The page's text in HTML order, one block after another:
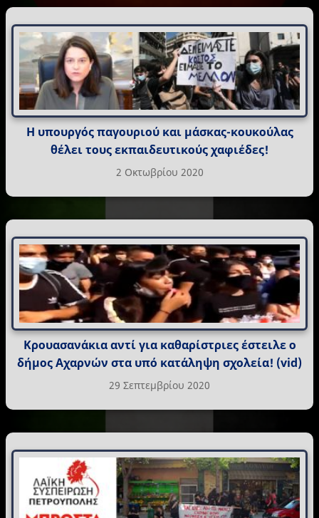
Η υπουργός παγουριού και μάσκας-κουκούλας
θέλει τους εκπαιδευτικούς χαφιέδες!
2 Οκτωβρίου 2020
Κρουασανάκια αντί για καθαρίστριες έστειλε ο
δήμος Αχαρνών στα υπό κατάληψη σχολεία! (vid)
29 Σεπτεμβρίου 2020